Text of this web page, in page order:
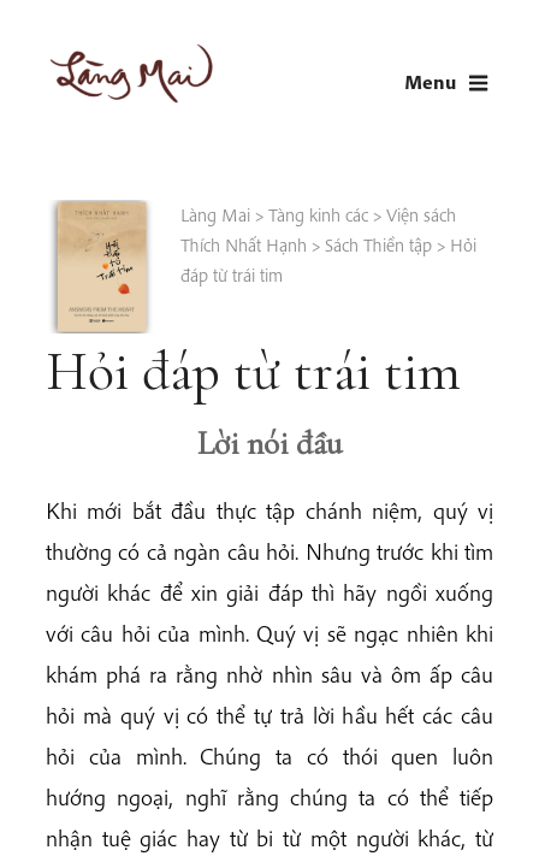
content
Menu
Làng Mai> Tàng kinh các> Viện sách
Thích Nhất Hạnh > Sách Thiền tập> Hỏi
đáp từ trái tim
Hỏi đáp từ trái tim
Lời nói đầu
Khi mới bắt đầu thực tập chánh niệm, quý vị
thường có cả ngàn câu hỏi. Nhưng trước khi tìm
người khác để xin giải đáp thì hãy ngồi xuống
với câu hỏi của mình. Quý vị sẽ ngạc nhiên khi
khám phá ra rằng nhờ nhìn sâu và ôm ấp câu
hỏi mà quý vị có thể tự trả lời hầu hết các câu
hỏi của mình. Chúng ta có thói quen luôn
hướng ngoại, nghĩ rằng chúng ta có thể tiếp
nhận tuệ giác hay từ bi từ một người khác, từ